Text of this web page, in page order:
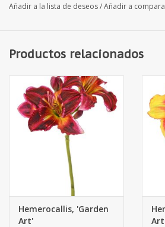
Añadir a la lista de deseos/Añadir a
Productos relacionados
Hemerocallis, 'Garden
Art'